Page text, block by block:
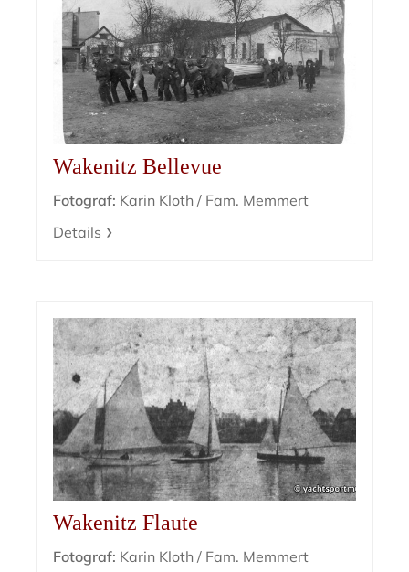
Wakenitz Bellevue
Fotograf: Karin Kloth / Fam. Memmert
Details
Wakenitz Flaute
Fotograf: Karin Kloth / Fam. Memmert